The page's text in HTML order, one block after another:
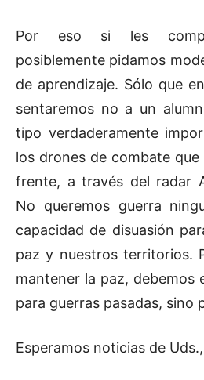
Por eso si les
posiblemente pidamos
de aprendizaje. Sólo que
sentaremos no a un
tipo verdaderamente
los drones de combate
frente, a través del radar
No queremos guerra
capacidad de disuasión
paz y nuestros territorios.
mantener la paz, debemos
para guerras pasadas, sino
Esperamos noticias de